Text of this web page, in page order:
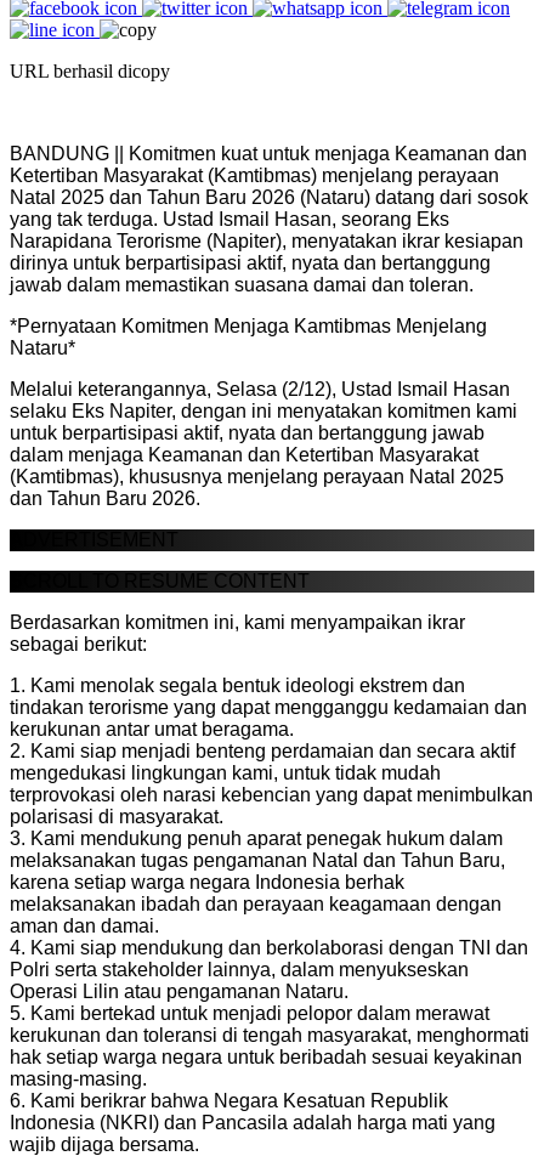
URL berhasil dicopy
BANDUNG || Komitmen kuat untuk menjaga Keamanan dan
Ketertiban Masyarakat (Kamtibmas) menjelang perayaan
Natal 2025 dan Tahun Baru 2026 (Nataru) datang dari sosok
yang tak terduga. Ustad Ismail Hasan, seorang Eks
Narapidana Terorisme (Napiter), menyatakan ikrar kesiapan
dirinya untuk berpartisipasi aktif, nyata dan bertanggung
jawab dalam memastikan suasana damai dan toleran.
*Pernyataan Komitmen Menjaga Kamtibmas Menjelang
Nataru*
Melalui keterangannya, Selasa (2/12), Ustad Ismail Hasan
selaku Eks Napiter, dengan ini menyatakan komitmen kami
untuk berpartisipasi aktif, nyata dan bertanggung jawab
dalam menjaga Keamanan dan Ketertiban Masyarakat
(Kamtibmas), khususnya menjelang perayaan Natal 2025
dan Tahun Baru 2026.
ADVERTISEMENT
SCROLL TO RESUME CONTENT
Berdasarkan komitmen ini, kami menyampaikan ikrar
sebagai berikut:
1. Kami menolak segala bentuk ideologi ekstrem dan
tindakan terorisme yang dapat mengganggu kedamaian dan
kerukunan antar umat beragama.
2. Kami siap menjadi benteng perdamaian dan secara aktif
mengedukasi lingkungan kami, untuk tidak mudah
terprovokasi oleh narasi kebencian yang dapat menimbulkan
polarisasi di masyarakat.
3. Kami mendukung penuh aparat penegak hukum dalam
melaksanakan tugas pengamanan Natal dan Tahun Baru,
karena setiap warga negara Indonesia berhak
melaksanakan ibadah dan perayaan keagamaan dengan
aman dan damai.
4. Kami siap mendukung dan berkolaborasi dengan TNI dan
Polri serta stakeholder lainnya, dalam menyukseskan
Operasi Lilin atau pengamanan Nataru.
5. Kami bertekad untuk menjadi pelopor dalam merawat
kerukunan dan toleransi di tengah masyarakat, menghormati
hak setiap warga negara untuk beribadah sesuai keyakinan
masing-masing.
6. Kami berikrar bahwa Negara Kesatuan Republik
Indonesia (NKRI) dan Pancasila adalah harga mati yang
wajib dijaga bersama.